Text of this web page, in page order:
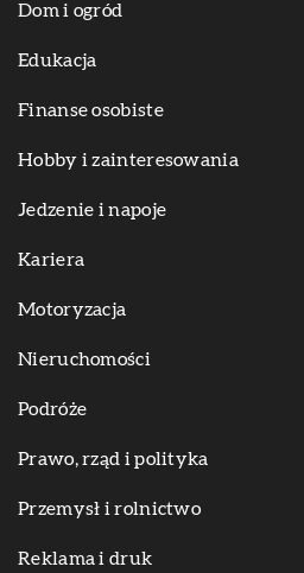
Dom i ogród
Edukacja
Finanse osobiste
Hobby i zainteresowania
Jedzenie i napoje
Kariera
Motoryzacja
Nieruchomości
Podróże
Prawo, rząd i polityka
Przemysł i rolnictwo
Reklama i druk